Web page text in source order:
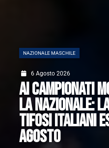
DI PIÙ
NAZIONALE MASCHILE
6 Agosto 2026
AI CAMPIONATI
LA NAZIONALE:
TIFOSI ITALIANI
AGOSTO- LEGGI DI